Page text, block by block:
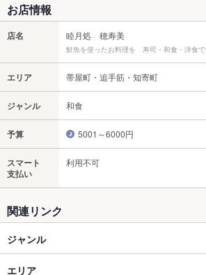
お店情報
店名 睦月処 穂寿美
鮮魚を使ったお料理を 寿司・和食・洋食で
エリア 帯屋町・追手筋・知寄町
ジャンル 和食
予算 5001～6000円
スマート
支払い
利用不可
関連リンク
ジャンル
和食
エリア